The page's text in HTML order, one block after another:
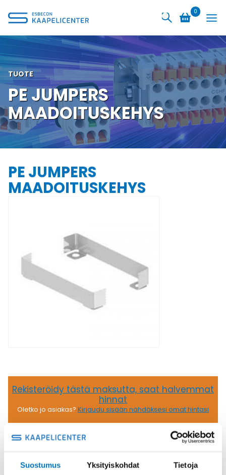
Suostumus Yksityiskohdat Tietoja
sisältöön
0
TUOTE
PE JUMPERS
MAADOITUSKEHYS
PE JUMPERS
MAADOITUSKEHYS
Rekisteröidy tästä maksutta, saat halvemmat
hinnat
Oletko jo asiakas? Kirjaudu sisään nähdäksesi omat hintasi
3,82€/ kpl(alv 0)
JUMPERS
Lisää ostoskoriin